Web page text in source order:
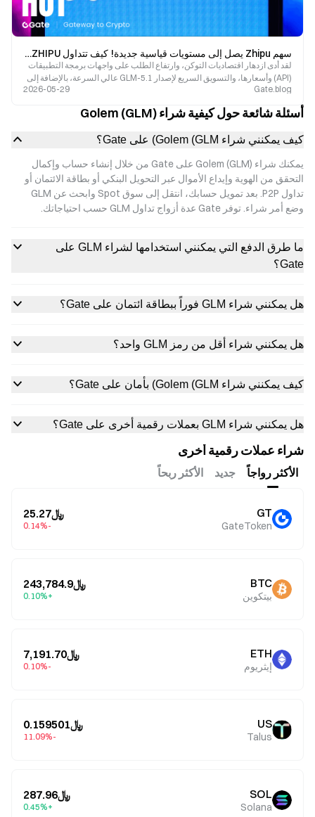
سهم Zhipu يصل إلى مستويات قياسية جديدة! كيف تتداول ZHIPU على Gate TradFi مع حواجز دخول منخفضة؟
لقد أدى ازدهار اقتصاديات التوكن، وارتفاع الطلب على واجهات برمجة التطبيقات
(API) وأسعارها، والتسويق السريع لإصدار GLM-5.1 عالي السرعة، بالإضافة إلى
الإدراج المرتقب في مؤشر Hang Seng للتكنولوجيا، إلى توليد زخم أساسي قوي
Gate.blog
2026-05-29
أسئلة شائعة حول كيفية شراء Golem (GLM)
كيف يمكنني شراء Golem (GLM) على Gate؟
يمكنك شراء Golem (GLM) على Gate من خلال إنشاء حساب وإكمال
التحقق من الهوية وإيداع الأموال عبر التحويل البنكي أو بطاقة الائتمان أو
تداول P2P. بعد تمويل حسابك، انتقل إلى سوق Spot وابحث عن GLM
وضع أمر شراء. توفر Gate عدة أزواج تداول GLM حسب احتياجاتك.
ما طرق الدفع التي يمكنني استخدامها لشراء GLM على
Gate؟
هل يمكنني شراء GLM فوراً ببطاقة ائتمان على Gate؟
هل يمكنني شراء أقل من رمز GLM واحد؟
كيف يمكنني شراء Golem (GLM) بأمان على Gate؟
هل يمكنني شراء GLM بعملات رقمية أخرى على Gate؟
شراء عملات رقمية أخرى
الأكثر رواجاً جديد الأكثر ربحاً
GT
GateToken
﷼25.27
-0.14%
BTC
بيتكوين
﷼243,784.9
+0.10%
ETH
إيثريوم
﷼7,191.70
-0.10%
US
Talus
﷼0.159501
-11.09%
SOL
Solana
﷼287.96
+0.45%